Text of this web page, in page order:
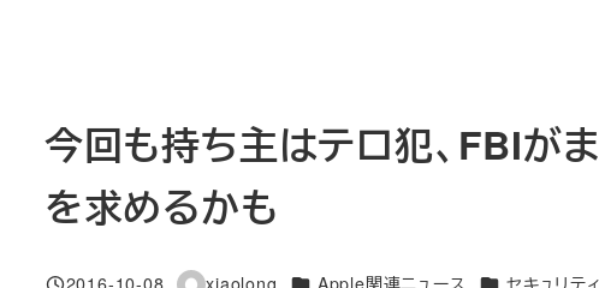
今回も持ち主はテロ犯、FBI
を求めるかも
カテゴリー カテゴリー